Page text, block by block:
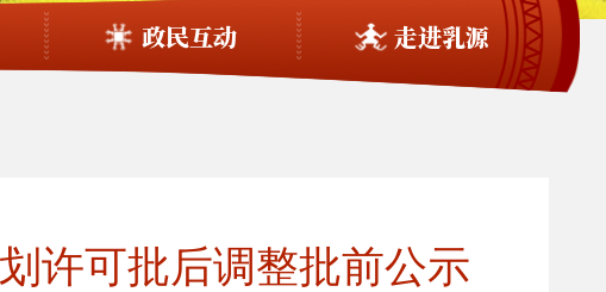
政民互动 走进乳源
许可批后调整批前公示